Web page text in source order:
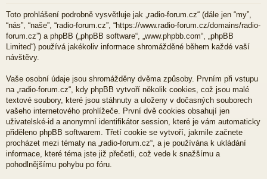
ka
zy
t
Toto prohlášení podrobně vysvětluje jak „radio-forum.cz“ (dále jen “my”,
“nás”, “naše”, “radio-forum.cz”, “https://www.radio-forum.cz/domains/radio-
forum.cz”) a phpBB („phpBB software“, „www.phpbb.com“, „phpBB
Limited“) používá jakékoliv informace shromážděné během každé vaší
návštěvy.
Vaše osobní údaje jsou shromážděny dvěma způsoby. Prvním při vstupu
na „radio-forum.cz“, kdy phpBB vytvoří několik cookies, což jsou malé
textové soubory, které jsou stáhnuty a uloženy v dočasných souborech
vašeho internetového prohlížeče. První dvě cookies obsahují jen
uživatelské-id a anonymní identifikátor session, které je vám automaticky
přiděleno phpBB softwarem. Třetí cookie se vytvoří, jakmile začnete
procházet mezi tématy na „radio-forum.cz“, a je používána k ukládání
informace, které téma jste již přečetli, což vede k snažšímu a
pohodlnějšímu pohybu po fóru.